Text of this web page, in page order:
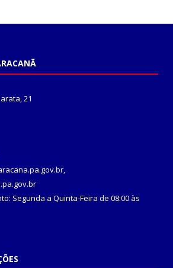
21
Segunda a Quinta-Feira de 08:00 às